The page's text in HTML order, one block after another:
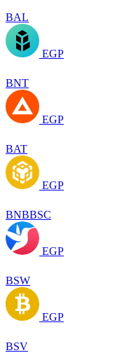
BAL
EGP
BNT
EGP
BAT
EGP
BNBBSC
EGP
BSW
EGP
BSV